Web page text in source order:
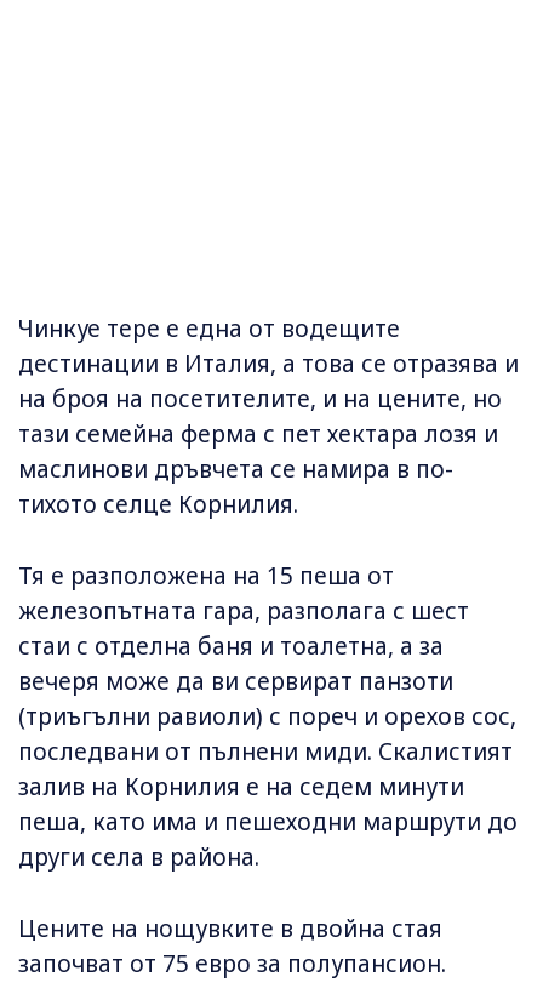
Чинкуе тере е една от водещите
дестинации в Италия, а това се отразява и
на броя на посетителите, и на цените, но
тази семейна ферма с пет хектара лозя и
маслинови дръвчета се намира в по-
тихото селце Корнилия.
Тя е разположена на 15 пеша от
железопътната гара, разполага с шест
стаи с отделна баня и тоалетна, а за
вечеря може да ви сервират панзоти
(триъгълни равиоли) с пореч и орехов сос,
последвани от пълнени миди. Скалистият
залив на Корнилия е на седем минути
пеша, като има и пешеходни маршрути до
други села в района.
Цените на нощувките в двойна стая
започват от 75 евро за полупансион.